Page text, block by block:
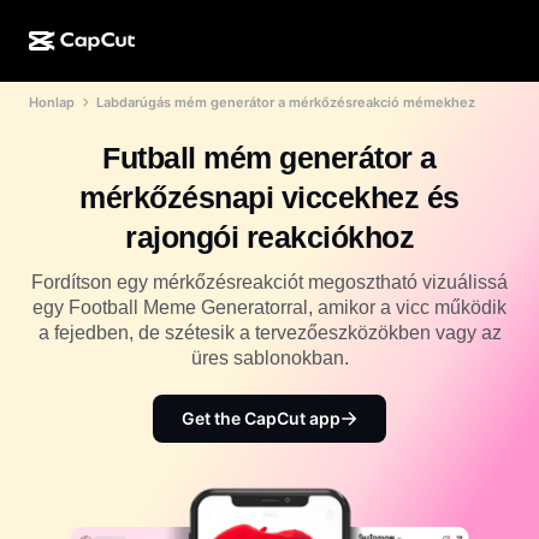
CapCut Online
CapCut Pad
CapCut Mobile
Dreamina AI
MI-alkotás
MI-dizájn
MI-videógenerátor
MI-képgenerátor
MI-képminőség-javító
Dreamina Seedance 2.5
Gemini Omni
Funkciók
MI-eszközök
Videószerkesztő és -generátor
Képszerkesztő és -generátor
Beszédhang-generátor és -szerkesztő
Közösségi média
Ünnepi sablonok
Naptársablonok
Évfordulós sablonok
Névjegy
Közösség
Kezdeményezések
Partnerek
Kreatív partnerprogram
Honlap Labdarúgás mém generátor a mérkőzésreakció mémekhez
Futball mém generátor a
mérkőzésnapi viccekhez és
rajongói reakciókhoz
Fordítson egy mérkőzésreakciót megosztható vizuálissá
egy Football Meme Generatorral, amikor a vicc működik
a fejedben, de szétesik a tervezőeszközökben vagy az
üres sablonokban.
Get the CapCut app